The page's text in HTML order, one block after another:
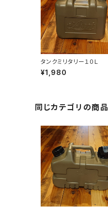
タンクミリタリー１０Ｌ
¥1,980
同じカテゴリの商品